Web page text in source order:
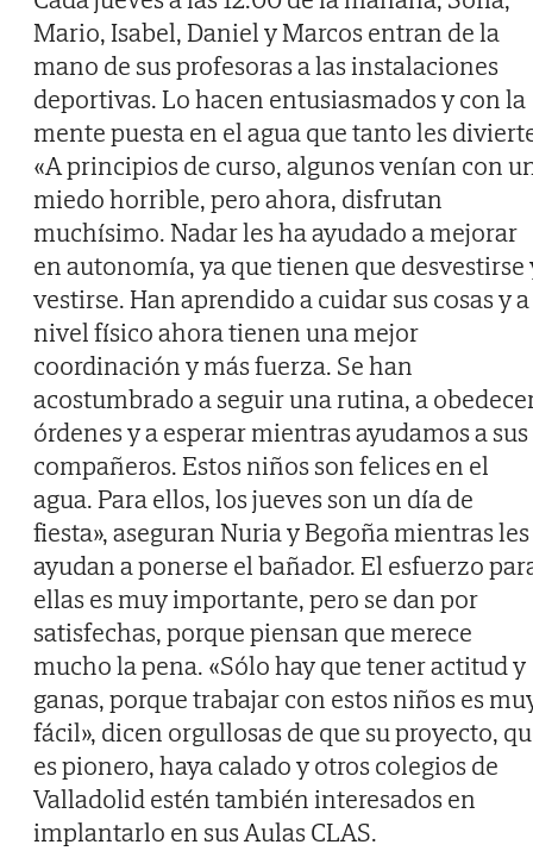
Mario, Isabel, Daniel y Marcos entran de la
mano de sus profesoras a las instalaciones
deportivas. Lo hacen entusiasmados y con la
mente puesta en el agua que tanto les
«A principios de curso, algunos venían con
miedo horrible, pero ahora, disfrutan
muchísimo. Nadar les ha ayudado a mejorar
en autonomía, ya que tienen que desvestirse
vestirse. Han aprendido a cuidar sus cosas y a
nivel físico ahora tienen una mejor
coordinación y más fuerza. Se han
acostumbrado a seguir una rutina, a
órdenes y a esperar mientras ayudamos a sus
compañeros. Estos niños son felices en el
agua. Para ellos, los jueves son un día de
fiesta», aseguran Nuria y Begoña mientras les
ayudan a ponerse el bañador. El esfuerzo
ellas es muy importante, pero se dan por
satisfechas, porque piensan que merece
mucho la pena. «Sólo hay que tener actitud y
ganas, porque trabajar con estos niños es
fácil», dicen orgullosas de que su proyecto,
es pionero, haya calado y otros colegios de
Valladolid estén también interesados en
implantarlo en sus Aulas CLAS.